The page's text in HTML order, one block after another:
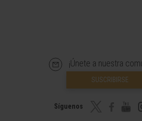
¡Únete a nuestra
SUSCRIBIRSE
Síguenos